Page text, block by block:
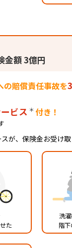
金額 3億円
の賠償責任事故を
ビス ＊ 付き！
が、保険金お受け取
た
洗
階